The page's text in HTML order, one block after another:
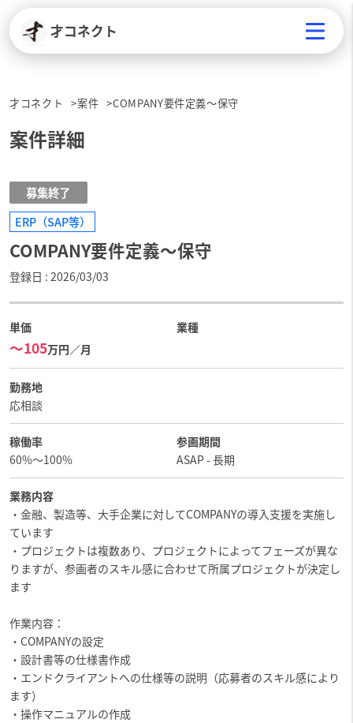
才コネクト
才コネクト 案件 COMPANY要件定義～保守
案件詳細
募集終了
ERP（SAP等）
COMPANY要件定義～保守
登録日 2026/03/03
単価
〜105万円／月
業種
勤務地
応相談
稼働率
60%～100%
参画期間
ASAP - 長期
業務内容
・金融、製造等、大手企業に対してCOMPANYの導入支援を実施し
ています
・プロジェクトは複数あり、プロジェクトによってフェーズが異な
りますが、参画者のスキル感に合わせて所属プロジェクトが決定し
ます
作業内容：
・COMPANYの設定
・設計書等の仕様書作成
・エンドクライアントへの仕様等の説明（応募者のスキル感により
ます）
・操作マニュアルの作成